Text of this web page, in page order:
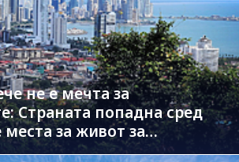
не е мечта за
Страната попадна сред
за живот за